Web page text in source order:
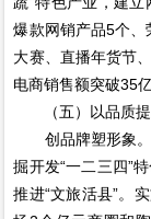
爆款网销产品5个、
大赛、直播年货节
电商销售额突破35
（五）以品质提
创品牌塑形象。
掘开发“一二三四”
推进“文旅活县”。